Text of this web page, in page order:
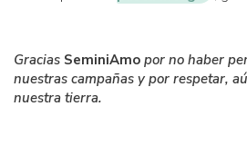
Gracias SeminiAmo por no haber
nuestras campañas y por respetar,
nuestra tierra.